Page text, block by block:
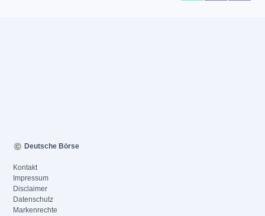
Deutsche Börse
Kontakt
Impressum
Disclaimer
Datenschutz
Markenrechte